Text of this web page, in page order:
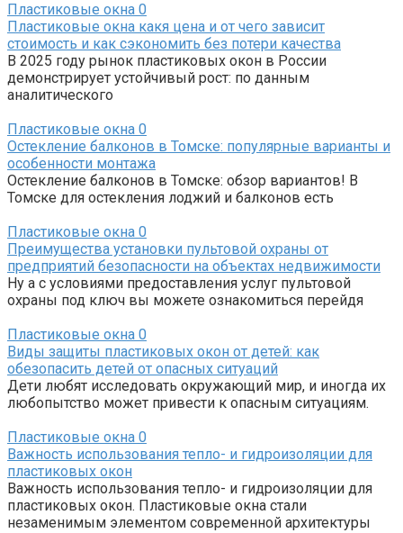
Пластиковые окна 0
Пластиковые окна какя цена и от чего зависит
стоимость и как сэкономить без потери качества
В 2025 году рынок пластиковых окон в России
демонстрирует устойчивый рост: по данным
аналитического
Пластиковые окна 0
Остекление балконов в Томске: популярные варианты и
особенности монтажа
Остекление балконов в Томске: обзор вариантов! В
Томске для остекления лоджий и балконов есть
Пластиковые окна 0
Преимущества установки пультовой охраны от
предприятий безопасности на объектах недвижимости
Ну а с условиями предоставления услуг пультовой
охраны под ключ вы можете ознакомиться перейдя
Пластиковые окна 0
Виды защиты пластиковых окон от детей: как
обезопасить детей от опасных ситуаций
Дети любят исследовать окружающий мир, и иногда их
любопытство может привести к опасным ситуациям.
Пластиковые окна 0
Важность использования тепло- и гидроизоляции для
пластиковых окон
Важность использования тепло- и гидроизоляции для
пластиковых окон. Пластиковые окна стали
незаменимым элементом современной архитектуры